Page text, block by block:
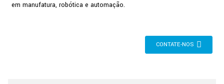
em manufatura, robótica e automação.
CONTATE-NOS